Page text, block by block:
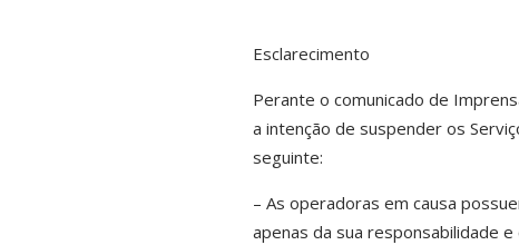
Esclarecimento
Perante o comunicado de
a intenção de suspender os
seguinte:
– As operadoras em causa
apenas da sua responsabilidade